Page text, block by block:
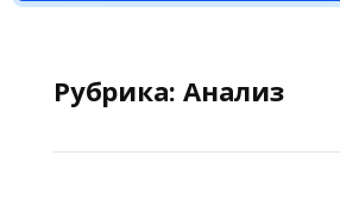
Рубрика:Анализ